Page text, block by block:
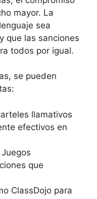
mayor. La
sea
que las sanciones
todos por igual.
se pueden
llamativos
efectivos en
Juegos
que
ClassDojo para